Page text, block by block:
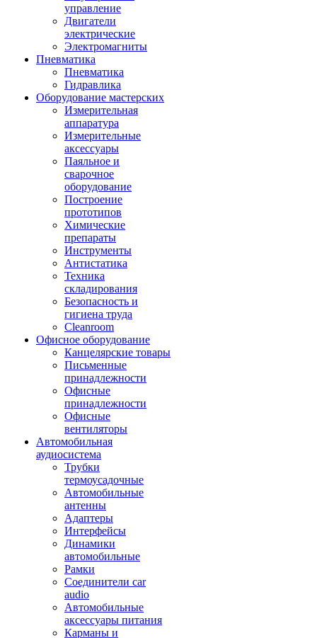
управление
Двигатели
электрические
Электромагниты
Пневматика
Пневматика
Гидравлика
Оборудование мастерских
Измерительная
аппаратура
Измерительные
аксессуары
Паяльное и
сварочное
оборудование
Построение
прототипов
Химические
препараты
Инструменты
Aнтистатика
Техника
складирования
Безопасность и
гигиена труда
Cleanroom
Офисное оборудование
Канцелярские товары
Письменные
принадлежности
Офисные
принадлежности
Офисные
вентиляторы
Автомобильная
аудиосистема
Трубки
термоусадочные
Автомобильные
антенны
Адаптеры
Интерфейсы
Динамики
автомобильные
Рамки
Соединители car
audio
Автомобильные
аксессуары питания
Карманы и